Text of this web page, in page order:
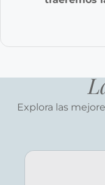
Explora las